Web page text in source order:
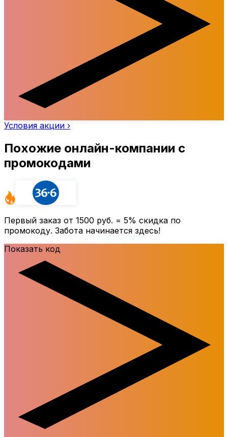
Условия акции ›
Похожие онлайн-компании с
промокодами
Первый заказ от 1500 руб. = 5% скидка по
промокоду. Забота начинается здесь!
Показать код